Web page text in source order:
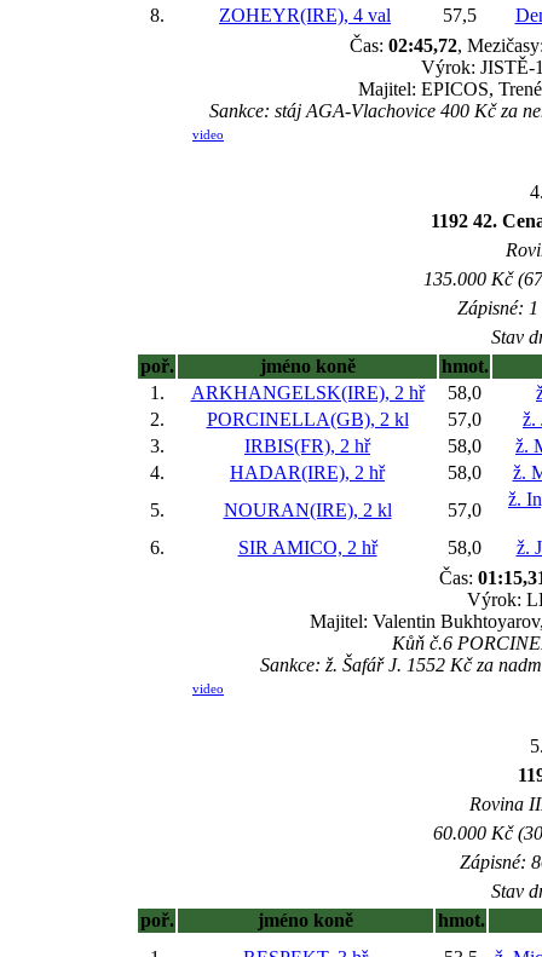
8.
ZOHEYR(IRE), 4 val 57,5
Čas: 02:45,72,
Výrok: JISTĚ-
Majitel: EPICOS,
Sankce: stáj AGA-Vlachovice 400 Kč za
video
1192 42.
135.000 Kč
Zápisné:
Stav
poř.
jméno koně
hmot.
1.
ARKHANGELSK(IRE), 2 hř 58,0
2.
PORCINELLA(GB), 2 kl 57,0
ž.
3.
IRBIS(FR), 2 hř 58,0
ž.
4.
HADAR(IRE), 2 hř 58,0
ž.
5.
NOURAN(IRE), 2 kl 57,0
ž.
6. SIR AMICO, 2 hř 58,0
ž.
Čas:
Výrok:
Majitel: Valentin
Kůň č.6
Sankce: ž. Šafář J. 1552 Kč za
video
Rovina
60.000 Kč
Zápisné:
Stav
poř.
jméno koně
hmot.